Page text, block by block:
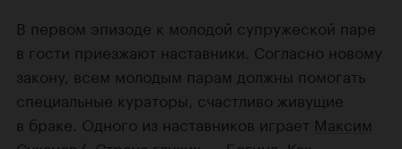
В первом эпизоде к молодой супружеской паре
в гости приезжают наставники. Согласно новому
закону, всем молодым парам должны помогать
специальные кураторы, счастливо живущие
в браке. Одного из наставников играет Максим